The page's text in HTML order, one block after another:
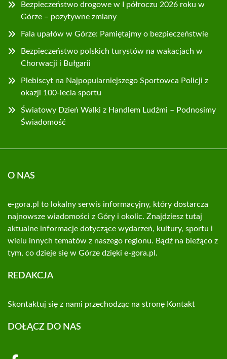
Bezpieczeństwo drogowe w I półroczu 2026 roku w
Górze – pozytywne zmiany
Fala upałów w Górze: Pamiętajmy o bezpieczeństwie
Bezpieczeństwo polskich turystów na wakacjach w
Chorwacji i Bułgarii
Plebiscyt na Najpopularniejszego Sportowca Policji z
okazji 100-lecia sportu
Światowy Dzień Walki z Handlem Ludźmi – Podnosimy
Świadomość
O NAS
e-gora.pl to lokalny serwis informacyjny, który dostarcza
najnowsze wiadomości z Góry i okolic. Znajdziesz tutaj
aktualne informacje dotyczące wydarzeń, kultury, sportu i
wielu innych tematów z naszego regionu. Bądź na bieżąco z
tym, co dzieje się w Górze dzięki e-gora.pl.
REDAKCJA
Skontaktuj się z nami przechodząc na stronę Kontakt
DOŁĄCZ DO NAS